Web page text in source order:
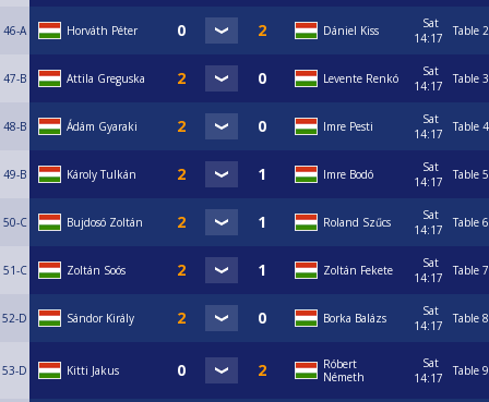
46-A Horváth Péter Dániel Kiss
Sat
14:17
Table 2
47-B Attila Greguska Levente Renkó
Sat
14:17
Table 3
48-B Ádám Gyaraki Imre Pesti
Sat
14:17
Table 4
49-B Károly Tulkán Imre Bodó
Sat
14:17
Table 5
50-C Bujdosó Zoltán Roland Szűcs
Sat
14:17
Table 6
51-C Zoltán Soós Zoltán Fekete
Sat
14:17
Table 7
52-D Sándor Király Borka Balázs
Sat
14:17
Table 8
53-D Kitti Jakus
Róbert
Németh
Sat
14:17
Table 9